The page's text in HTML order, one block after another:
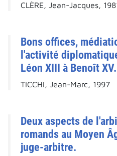
CLÈRE, Jean-Jacques,
Bons offices,
l'activité
Léon XIII à Benoît
TICCHI, Jean-Marc, 1997
Deux aspects de
romands au Moyen
juge-arbitre.